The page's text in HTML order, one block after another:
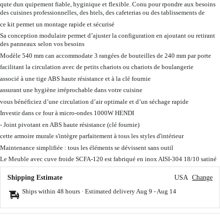
qute dun quipement fiable, hyginique et flexible. Conu pour rpondre aux besoins
des cuisines professionnelles, des htels, des cafeterias ou des tablissements de
ce kit permet un montage rapide et sécurisé
Sa conception modulaire permet d’ajuster la configuration en ajoutant ou retirant
des panneaux selon vos besoins
Modèle 540 mm can accommodate 3 rangées de bouteilles de 240 mm par porte
facilitant la circulation avec de petits chariots ou chariots de boulangerie
associé à une tige ABS haute résistance et à la clé fournie
assurant une hygiène irréprochable dans votre cuisine
vous bénéficiez d’une circulation d’air optimale et d’un séchage rapide
Investir dans ce four à micro-ondes 1000W HENDI
- Joint pivotant en ABS haute résistance (clé fournie)
cette armoire murale s'intègre parfaitement à tous les styles d'intérieur
Maintenance simplifiée : tous les éléments se dévissent sans outil
Le Meuble avec cuve froide SCFA-120 est fabriqué en inox AISI-304 18/10 satiné
Shipping Estimate USA Change
Ships within 48 hours · Estimated delivery Aug 9 - Aug 14